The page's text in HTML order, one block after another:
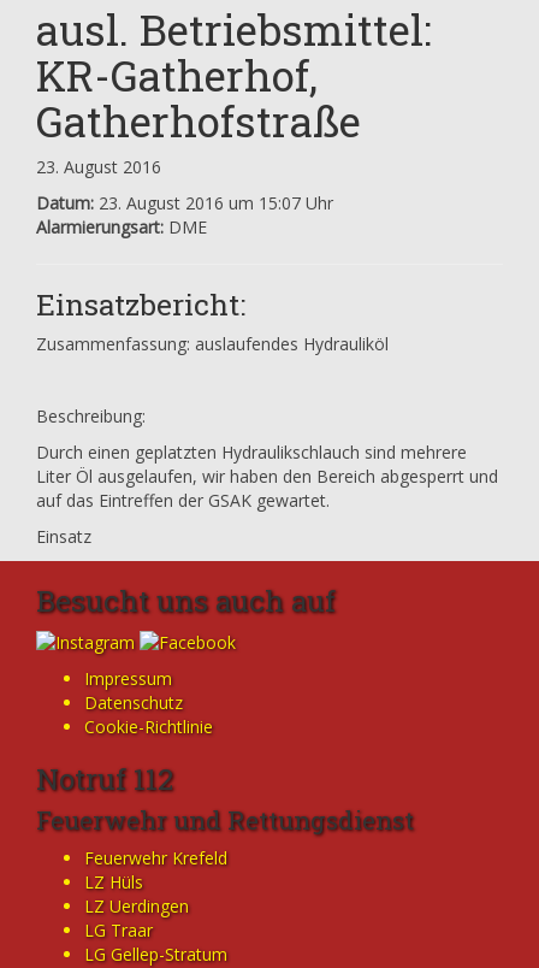
ausl. Betriebsmittel:
KR-Gatherhof,
Gatherhofstraße
23. August 2016
Datum: 23. August 2016 um 15:07 Uhr
Alarmierungsart: DME
Einsatzbericht:
Zusammenfassung: auslaufendes Hydrauliköl
Beschreibung:
Durch einen geplatzten Hydraulikschlauch sind mehrere
Liter Öl ausgelaufen, wir haben den Bereich abgesperrt und
auf das Eintreffen der GSAK gewartet.
Einsatz
Besucht uns auch auf
Impressum
Datenschutz
Cookie-Richtlinie
Notruf 112
Feuerwehr und Rettungsdienst
Feuerwehr Krefeld
LZ Hüls
LZ Uerdingen
LG Traar
LG Gellep-Stratum